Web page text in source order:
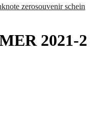
2021-2